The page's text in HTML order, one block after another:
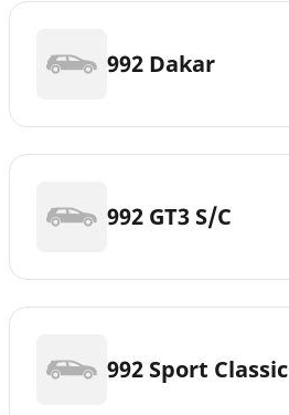
992 Dakar
992 GT3 S/C
992 Sport Classic